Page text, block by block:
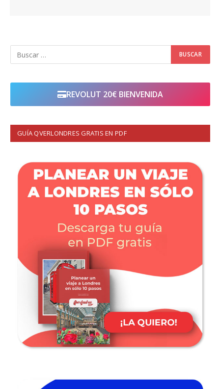
REVOLUT 20€ BIENVENIDA
GUÍA QVERLONDRES GRATIS EN PDF